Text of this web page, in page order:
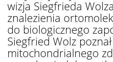
wizja Siegfrieda
znalezienia
do biologicznego
Siegfried Wolz
mitochondrialnego